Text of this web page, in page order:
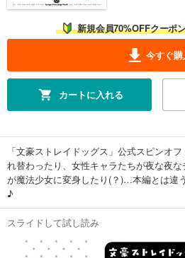
新規会員70%OFFクーポ
今すぐ購
カートに入れる
「文豪ストレイドッグス」公式スピンオ
れ替わったり、女性キャラたちが夜な夜
が魔法少女に変身したり(？)…本編とは違
♪
スライドして試し読み